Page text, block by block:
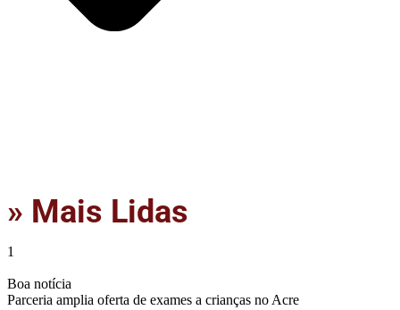
» Mais Lidas
1
Boa notícia
Parceria amplia oferta de exames a crianças no Acre